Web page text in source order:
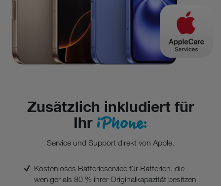
Zusätzlich inkludiert für
Ihr iPhone:
Service und Support direkt von Apple.
Kostenloses Batterieservice für Batterien, die
weniger als 80 % ihrer Originalkapazität besitzen